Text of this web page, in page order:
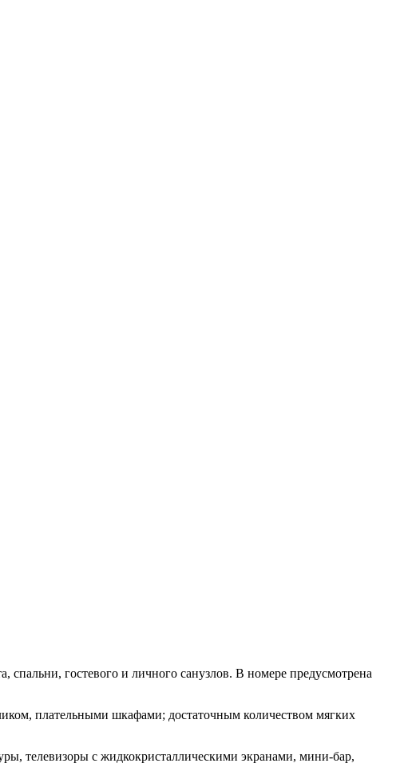
гостевого и личного санузлов. В номере предусмотрена
плательными шкафами; достаточным количеством мягких
телевизоры с жидкокристаллическими экранами, мини-бар,